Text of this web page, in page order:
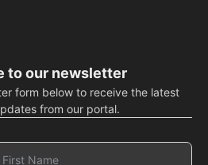
to our newsletter
form below to receive the latest
from our portal.